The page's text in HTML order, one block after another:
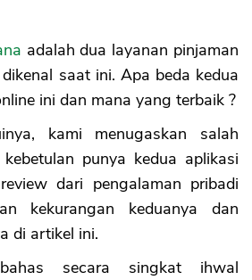
dan Premium
Kredivo dan Indodana
dan Pencairan
e-commerce
Kredivo atau Indodana
adalah dua layanan pinjaman
saat ini. Apa beda kedua
ini dan mana yang terbaik ?
kami menugaskan salah
punya kedua aplikasi
dari pengalaman pribadi
kekurangan keduanya dan
di artikel ini.
secara singkat ihwal